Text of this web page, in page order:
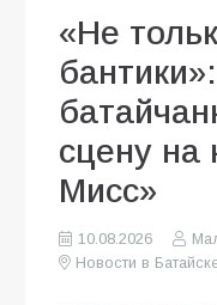
«Не
сцену на
Мисс»
10.08.2026
Новости в